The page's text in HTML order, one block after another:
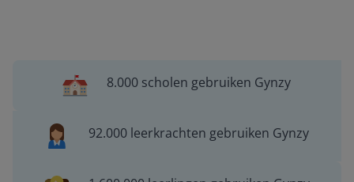
8.000 scholen gebruiken Gynzy
92.000 leerkrachten gebruiken Gynzy